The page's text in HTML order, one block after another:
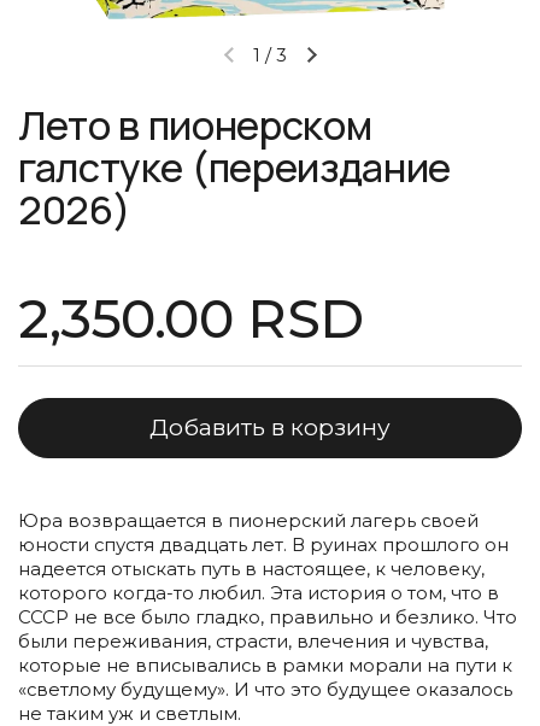
Предыдущий слайд
Следующий слайд
1 /3
Лето в пионерском
галстуке (переиздание
2026)
Стандартная цена
2,350.00 RSD
Добавить в корзину
Юра возвращается в пионерский лагерь своей
юности спустя двадцать лет. В руинах прошлого он
надеется отыскать путь в настоящее, к человеку,
которого когда-то любил. Эта история о том, что в
СССР не все было гладко, правильно и безлико. Что
были переживания, страсти, влечения и чувства,
которые не вписывались в рамки морали на пути к
«светлому будущему». И что это будущее оказалось
не таким уж и светлым.